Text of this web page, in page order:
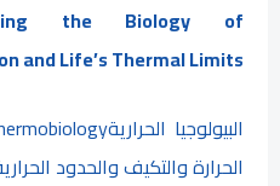
the Biology of
and Life’s Thermal Limits
الحرارة والتكيف والحدود